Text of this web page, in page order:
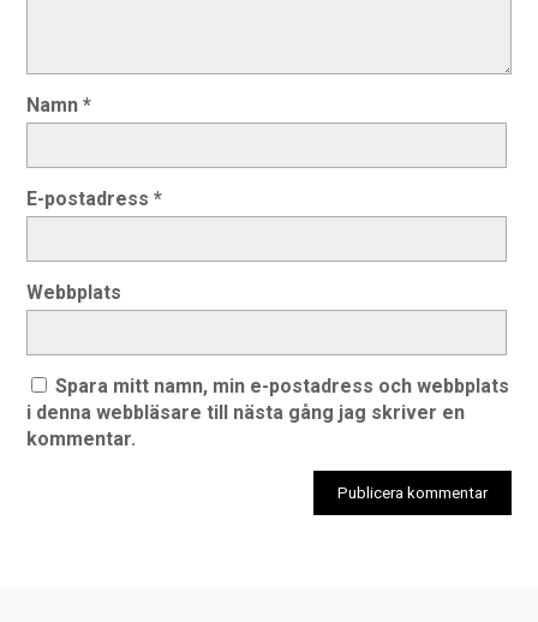
Namn*
E-postadress*
Webbplats
Spara mitt namn, min e-postadress och webbplats
i denna webbläsare till nästa gång jag skriver en
kommentar.